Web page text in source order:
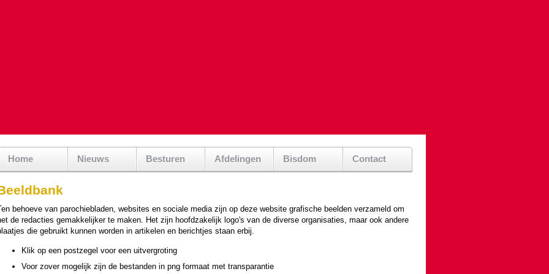
Home Nieuws Besturen Afdelingen Bisdom Contact
behoeve van pa­ro­chie­bla­den, web­si­tes en sociale media zijn op deze web­si­te gra­fische beel­den verza­meld om
de redacties ge­mak­ke­lijker te maken. Het zijn hoofd­za­ke­lijk logo's van de diverse organi­sa­ties, maar ook andere
die gebruikt kunnen wor­den in artikelen en berichtjes staan erbij.
Klik op een postzegel voor een uitvergro­ting
Voor zover moge­lijk zijn de bestan­den in png formaat met tran­spa­ran­tie